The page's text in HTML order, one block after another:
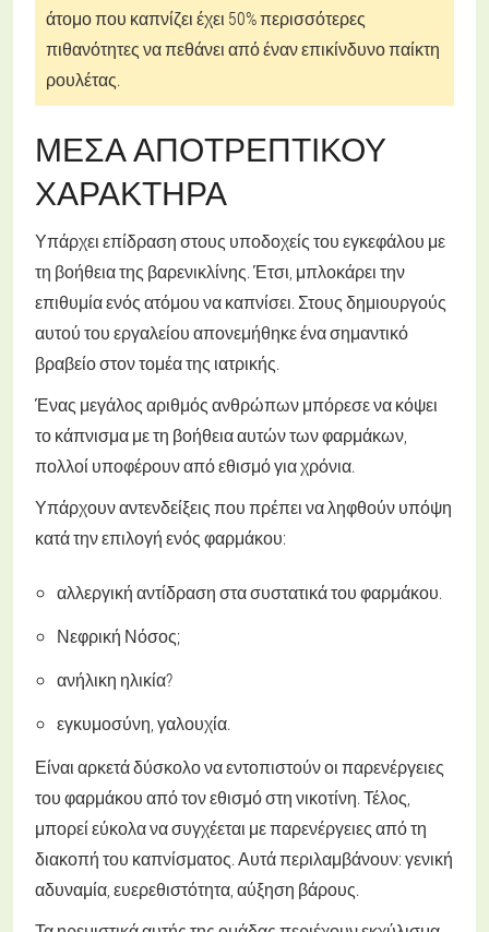
άτομο που καπνίζει έχει 50% περισσότερες
πιθανότητες να πεθάνει από έναν επικίνδυνο παίκτη
ρουλέτας.
ΜΈΣΑ ΑΠΟΤΡΕΠΤΙΚΟΎ
ΧΑΡΑΚΤΉΡΑ
Υπάρχει επίδραση στους υποδοχείς του εγκεφάλου με
τη βοήθεια της βαρενικλίνης. Έτσι, μπλοκάρει την
επιθυμία ενός ατόμου να καπνίσει. Στους δημιουργούς
αυτού του εργαλείου απονεμήθηκε ένα σημαντικό
βραβείο στον τομέα της ιατρικής.
Ένας μεγάλος αριθμός ανθρώπων μπόρεσε να κόψει
το κάπνισμα με τη βοήθεια αυτών των φαρμάκων,
πολλοί υποφέρουν από εθισμό για χρόνια.
Υπάρχουν αντενδείξεις που πρέπει να ληφθούν υπόψη
κατά την επιλογή ενός φαρμάκου:
αλλεργική αντίδραση στα συστατικά του φαρμάκου.
Νεφρική Νόσος;
ανήλικη ηλικία?
εγκυμοσύνη, γαλουχία.
Είναι αρκετά δύσκολο να εντοπιστούν οι παρενέργειες
του φαρμάκου από τον εθισμό στη νικοτίνη. Τέλος,
μπορεί εύκολα να συγχέεται με παρενέργειες από τη
διακοπή του καπνίσματος. Αυτά περιλαμβάνουν: γενική
αδυναμία, ευερεθιστότητα, αύξηση βάρους.